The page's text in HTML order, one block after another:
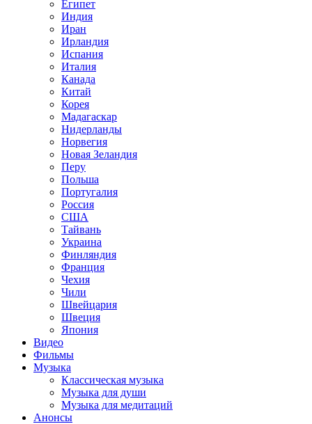
Египет
Индия
Иран
Ирландия
Испания
Италия
Канада
Китай
Корея
Мадагаскар
Нидерланды
Норвегия
Новая Зеландия
Перу
Польша
Португалия
Россия
США
Тайвань
Украина
Финляндия
Франция
Чехия
Чили
Швейцария
Швеция
Япония
Видео
Фильмы
Музыка
Классическая музыка
Музыка для души
Музыка для медитаций
Анонсы